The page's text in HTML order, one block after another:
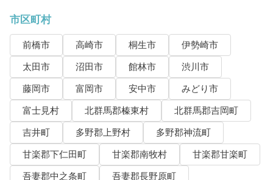
市区町村
前橋市 高崎市 桐生市
伊勢崎市
太田市
沼田市 館林市
渋川市
藤岡市
富岡市 安中市
みどり市
富士見村
北群馬郡榛東村
北群馬郡吉岡町
吉井町
多野郡上野村
多野郡神流町
甘楽郡下仁田町
甘楽郡南牧村
甘楽郡甘楽町
吾妻郡中之条町
吾妻郡長野原町